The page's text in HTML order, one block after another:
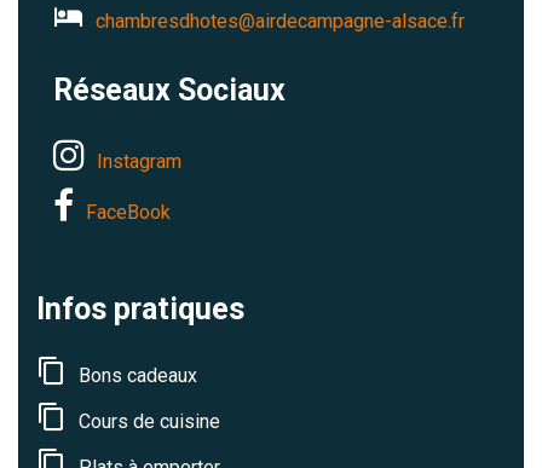
chambresdhotes@airdecampagne-alsace.fr
Réseaux Sociaux
Instagram
FaceBook
Infos pratiques
Bons cadeaux
Cours de cuisine